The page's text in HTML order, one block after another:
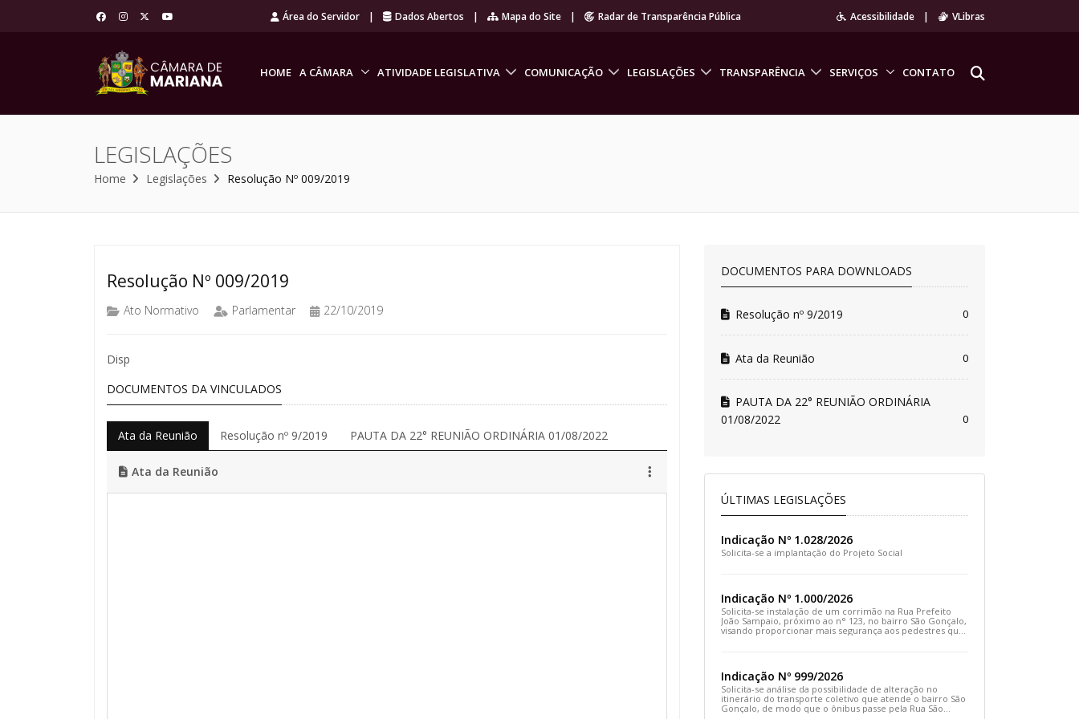
Área do Servidor | Dados Abertos | Mapa do Site | Radar de Transparência Pública Acessibilidade | VLibras
HOME A CÂMARA ATIVIDADE LEGISLATIVA COMUNICAÇÃO LEGISLAÇÕES TRANSPARÊNCIA SERVIÇOS CONTATO
LEGISLAÇÕES
Home Legislações Resolução Nº 009/2019
Resolução Nº 009/2019
Ato Normativo Parlamentar 22/10/2019
Disp
DOCUMENTOS DA VINCULADOS
Ata da Reunião Resolução nº 9/2019 PAUTA DA 22° REUNIÃO ORDINÁRIA 01/08/2022
Ata da Reunião
DOCUMENTOS PARA DOWNLOADS
Resolução nº 9/2019 0
Ata da Reunião 0
PAUTA DA 22° REUNIÃO ORDINÁRIA
01/08/2022
0
ÚLTIMAS LEGISLAÇÕES
Indicação Nº 1.028/2026
Solicita-se a implantação do Projeto Social
Indicação Nº 1.000/2026
Solicita-se instalação de um corrimão na Rua Prefeito
João Sampaio, próximo ao n° 123, no bairro São Gonçalo,
visando proporcionar mais segurança aos pedestres que
Indicação Nº 999/2026
Solicita-se análise da possibilidade de alteração no
itinerário do transporte coletivo que atende o bairro São
Gonçalo, de modo que o ônibus passe pela Rua São